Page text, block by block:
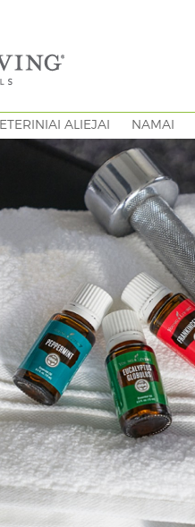
ETERINIAI ALIEJAI NAMAI